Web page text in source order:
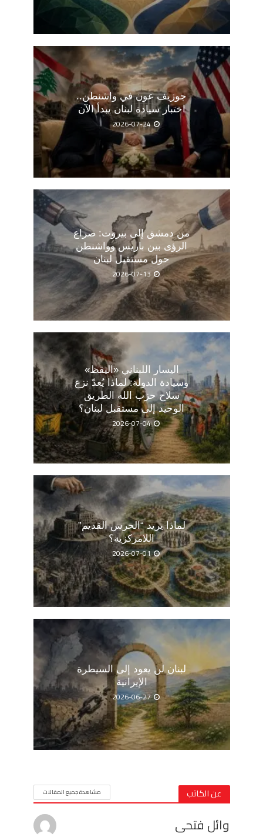
جوزيف عون في واشنطن..
اختبار سيادة لبنان يبدأ الآن
2026-07-24
من دمشق إلى بيروت: صراع
الرؤى بين باريس وواشنطن
حول مستقبل لبنان
2026-07-13
اليسار اللبناني «اليقظ»
وسيادة الدولة: لماذا يُعدّ نزع
سلاح حزب الله الطريق
الوحيد إلى مستقبل لبنان؟
2026-07-04
لماذا يريد “الحرس القديم”
اللامركزية؟
2026-07-01
لبنان لن يعود إلى السيطرة
الإيرانية
2026-06-27
عن الكاتب مشاهدة جميع المقالات
وائل فتحى